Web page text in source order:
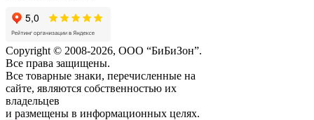
Copyright © 2008-2026, ООО “БиБиЗон”.
Все права защищены.
Все товарные знаки, перечисленные на
сайте, являются собственностью их
владельцев
и размещены в информационных целях.